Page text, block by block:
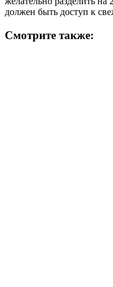
должен быть доступ к
Смотрите также: